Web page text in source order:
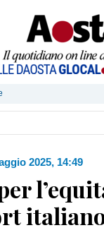
2025, 14:49